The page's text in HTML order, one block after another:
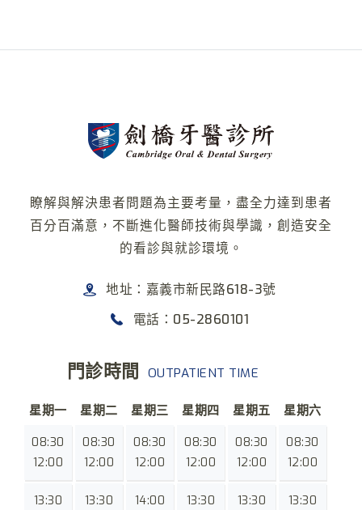
瞭解與解決患者問題為主要考量，盡全力達到患者
百分百滿意，不斷進化醫師技術與學識，創造安全
的看診與就診環境。
地址：嘉義市新民路618-3號
電話：05-2860101
門診時間 OUTPATIENT TIME
星期一 星期二 星期三 星期四 星期五 星期六
08:30
12:00
08:30
12:00
08:30
12:00
08:30
12:00
08:30
12:00
08:30
12:00
13:30
13:30
14:00
13:30
13:30
13:30